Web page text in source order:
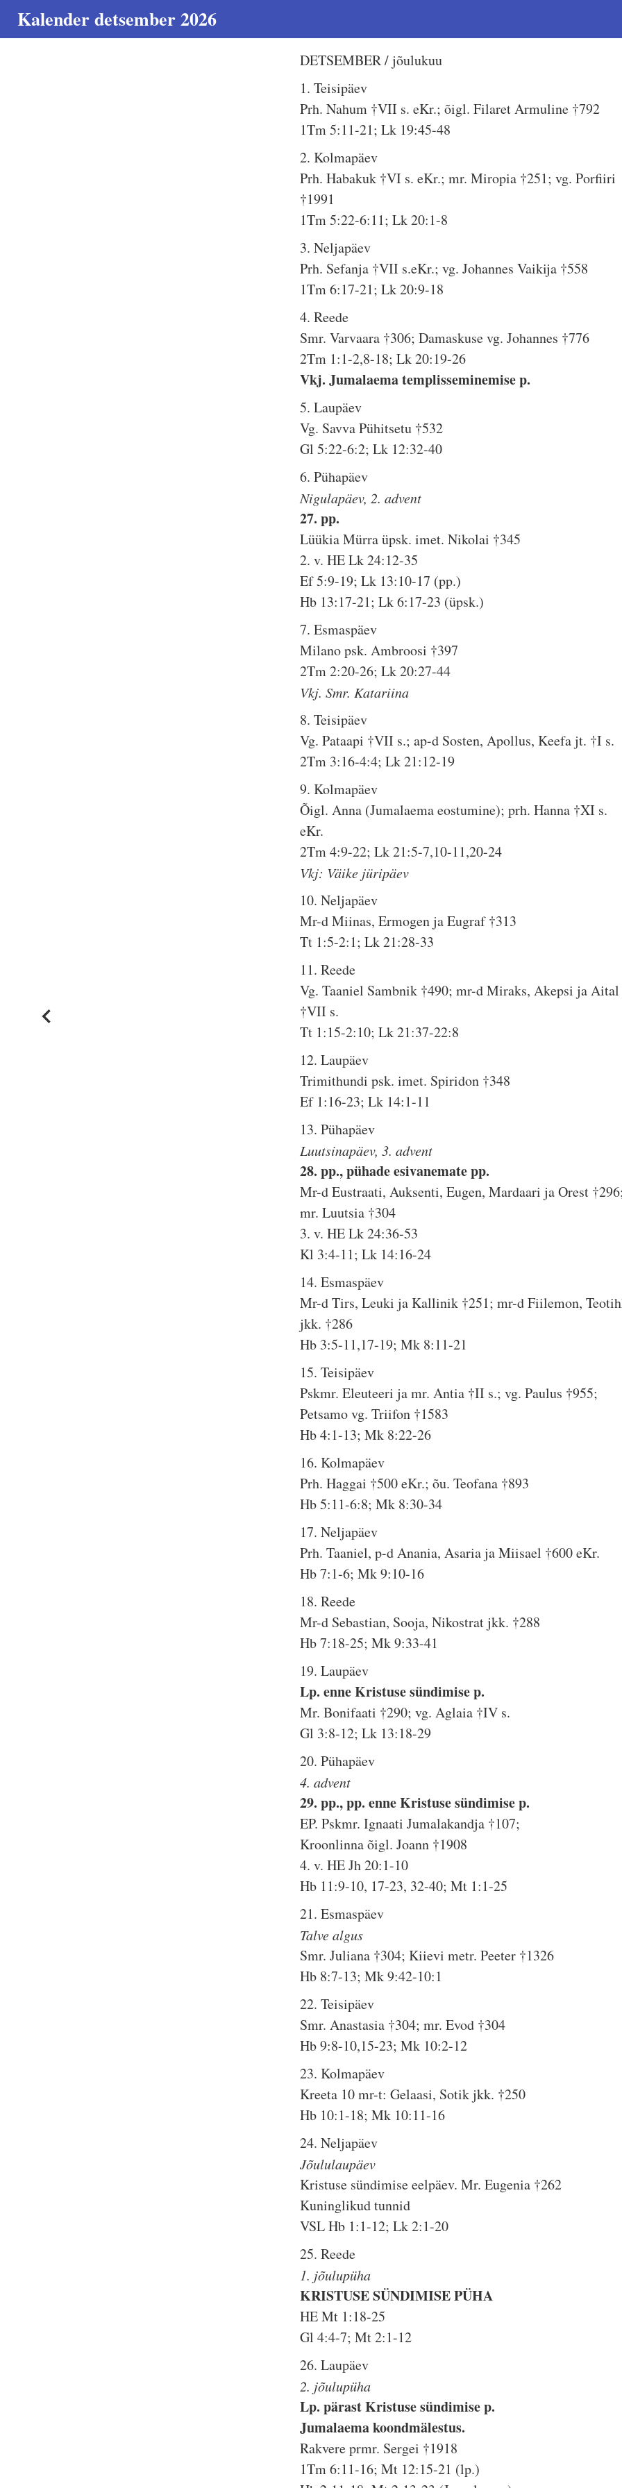
Kalender detsember 2026
DETSEMBER / jõulukuu
1. Teisipäev
Prh. Nahum †VII s. eKr.; õigl. Filaret Armuline †792
1Tm 5:11-21; Lk 19:45-48
2. Kolmapäev
Prh. Habakuk †VI s. eKr.; mr. Miropia †251; vg. Porfiiri
†1991
1Tm 5:22-6:11; Lk 20:1-8
3. Neljapäev
Prh. Sefanja †VII s.eKr.; vg. Johannes Vaikija †558
1Tm 6:17-21; Lk 20:9-18
4. Reede
Smr. Varvaara †306; Damaskuse vg. Johannes †776
2Tm 1:1-2,8-18; Lk 20:19-26
Vkj. Jumalaema templisseminemise p.
5. Laupäev
Vg. Savva Pühitsetu †532
Gl 5:22-6:2; Lk 12:32-40
6. Pühapäev
Nigulapäev, 2. advent
27. pp.
Lüükia Mürra üpsk. imet. Nikolai †345
2. v. HE Lk 24:12-35
Ef 5:9-19; Lk 13:10-17 (pp.)
Hb 13:17-21; Lk 6:17-23 (üpsk.)
7. Esmaspäev
Milano psk. Ambroosi †397
2Tm 2:20-26; Lk 20:27-44
Vkj. Smr. Katariina
8. Teisipäev
Vg. Pataapi †VII s.; ap-d Sosten, Apollus, Keefa jt. †I s.
2Tm 3:16-4:4; Lk 21:12-19
9. Kolmapäev
Õigl. Anna (Jumalaema eostumine); prh. Hanna †XI s.
eKr.
2Tm 4:9-22; Lk 21:5-7,10-11,20-24
Vkj: Väike jüripäev
10. Neljapäev
Mr-d Miinas, Ermogen ja Eugraf †313
Tt 1:5-2:1; Lk 21:28-33
11. Reede
Vg. Taaniel Sambnik †490; mr-d Miraks, Akepsi ja Aital
†VII s.
Tt 1:15-2:10; Lk 21:37-22:8
12. Laupäev
Trimithundi psk. imet. Spiridon †348
Ef 1:16-23; Lk 14:1-11
13. Pühapäev
Luutsinapäev, 3. advent
28. pp., pühade esivanemate pp.
Mr-d Eustraati, Auksenti, Eugen, Mardaari ja Orest
mr. Luutsia †304
3. v. HE Lk 24:36-53
Kl 3:4-11; Lk 14:16-24
14. Esmaspäev
Mr-d Tirs, Leuki ja Kallinik †251; mr-d Fiilemon,
jkk. †286
Hb 3:5-11,17-19; Mk 8:11-21
15. Teisipäev
Pskmr. Eleuteeri ja mr. Antia †II s.; vg. Paulus †955;
Petsamo vg. Triifon †1583
Hb 4:1-13; Mk 8:22-26
16. Kolmapäev
Prh. Haggai †500 eKr.; õu. Teofana †893
Hb 5:11-6:8; Mk 8:30-34
17. Neljapäev
Prh. Taaniel, p-d Anania, Asaria ja Miisael †600 eKr.
Hb 7:1-6; Mk 9:10-16
18. Reede
Mr-d Sebastian, Sooja, Nikostrat jkk. †288
Hb 7:18-25; Mk 9:33-41
19. Laupäev
Lp. enne Kristuse sündimise p.
Mr. Bonifaati †290; vg. Aglaia †IV s.
Gl 3:8-12; Lk 13:18-29
20. Pühapäev
4. advent
29. pp., pp. enne Kristuse sündimise p.
EP. Pskmr. Ignaati Jumalakandja †107;
Kroonlinna õigl. Joann †1908
4. v. HE Jh 20:1-10
Hb 11:9-10, 17-23, 32-40; Mt 1:1-25
21. Esmaspäev
Talve algus
Smr. Juliana †304; Kiievi metr. Peeter †1326
Hb 8:7-13; Mk 9:42-10:1
22. Teisipäev
Smr. Anastasia †304; mr. Evod †304
Hb 9:8-10,15-23; Mk 10:2-12
23. Kolmapäev
Kreeta 10 mr-t: Gelaasi, Sotik jkk. †250
Hb 10:1-18; Mk 10:11-16
24. Neljapäev
Jõululaupäev
Kristuse sündimise eelpäev. Mr. Eugenia †262
Kuninglikud tunnid
VSL Hb 1:1-12; Lk 2:1-20
25. Reede
1. jõulupüha
KRISTUSE SÜNDIMISE PÜHA
HE Mt 1:18-25
Gl 4:4-7; Mt 2:1-12
26. Laupäev
2. jõulupüha
Lp. pärast Kristuse sündimise p.
Jumalaema koondmälestus.
Rakvere prmr. Sergei †1918
1Tm 6:11-16; Mt 12:15-21 (lp.)